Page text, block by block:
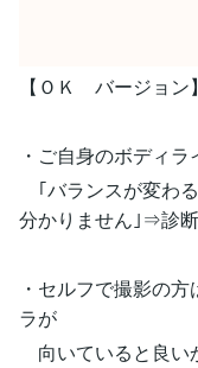
【ＯＫ バージョ
・ご自身のボディ
｢バランスが変わ
分かりません｣⇒診断
・セルフで撮影の
ラが
向いていると良い